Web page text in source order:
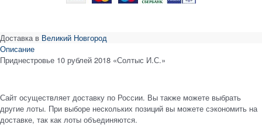
Доставка в Великий Новгород
Описание
Приднестровье 10 рублей 2018 «Солтыс И.С.»
Сайт осуществляет доставку по России. Вы также можете выбрать
другие лоты. При выборе нескольких позиций вы можете сэкономить на
доставке, так как лоты объединяются.